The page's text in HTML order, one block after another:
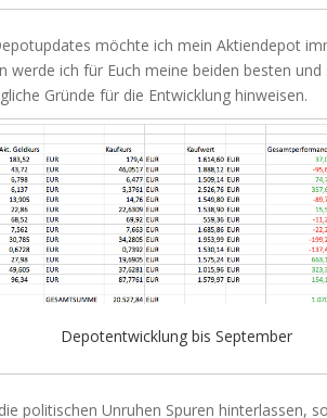
möchte ich mein Aktiendepot
werde ich für Euch meine beiden besten
Gründe für die Entwicklung hinweisen.
Depotentwicklung bis September
politischen Unruhen Spuren hinterlassen,